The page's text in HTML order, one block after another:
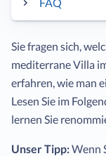
Sie fragen sich,
mediterrane Villa
erfahren, wie man
Lesen Sie im
lernen Sie
Unser Tipp:Wenn